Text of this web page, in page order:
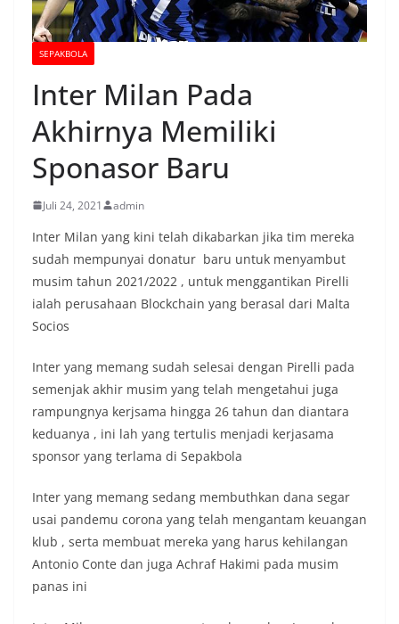
SEPAKBOLA
Inter Milan Pada
Akhirnya Memiliki
Sponasor Baru
Juli 24, 2021 admin
Inter Milan yang kini telah dikabarkan jika tim mereka
sudah mempunyai donatur baru untuk menyambut
musim tahun 2021/2022 , untuk menggantikan Pirelli
ialah perusahaan Blockchain yang berasal dari Malta
Socios
Inter yang memang sudah selesai dengan Pirelli pada
semenjak akhir musim yang telah mengetahui juga
rampungnya kerjsama hingga 26 tahun dan diantara
keduanya , ini lah yang tertulis menjadi kerjasama
sponsor yang terlama di Sepakbola
Inter yang memang sedang membuthkan dana segar
usai pandemu corona yang telah mengantam keuangan
klub , serta membuat mereka yang harus kehilangan
Antonio Conte dan juga Achraf Hakimi pada musim
panas ini